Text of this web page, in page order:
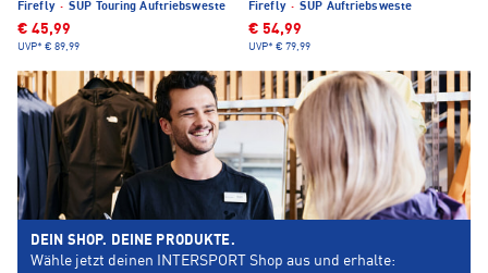
Firefly · SUP Touring Auftriebsweste
€ 45,99
UVP* € 89,99
Firefly · SUP Auftriebsweste
€ 54,99
UVP* € 79,99
DEIN SHOP. DEINE PRODUKTE.
Wähle jetzt deinen INTERSPORT Shop aus und erhalte: